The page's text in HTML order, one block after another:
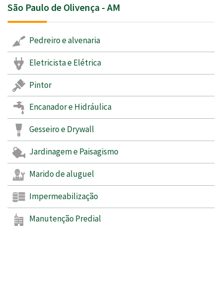
São Paulo de Olivença - AM
Pedreiro e alvenaria
Eletricista e Elétrica
Pintor
Encanador e Hidráulica
Gesseiro e Drywall
Jardinagem e Paisagismo
Marido de aluguel
Impermeabilização
Manutenção Predial